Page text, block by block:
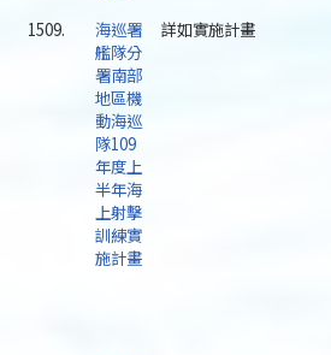
1509.
海巡署
艦隊分
署南部
地區機
動海巡
隊109
年度上
半年海
上射擊
訓練實
施計畫
詳如實施計畫